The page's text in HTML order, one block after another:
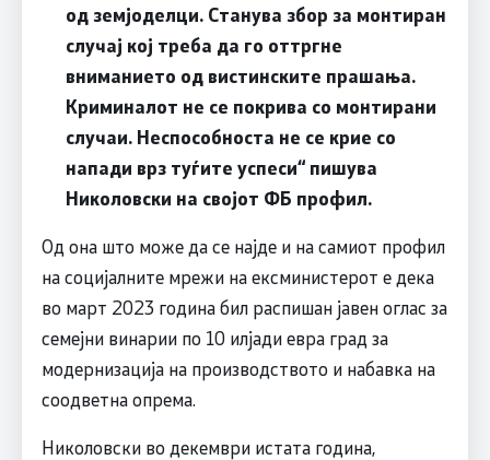
од земјоделци. Станува збор за монтиран
случај кој треба да го оттргне
вниманието од вистинските прашања.
Криминалот не се покрива со монтирани
случаи. Неспособноста не се крие со
напади врз туѓите успеси“ пишува
Николовски на својот ФБ профил.
Од она што може да се најде и на самиот профил
на социјалните мрежи на ексминистерот е дека
во март 2023 година бил распишан јавен оглас за
семејни винарии по 10 илјади евра град за
модернизација на производството и набавка на
соодветна опрема.
Николовски во декември истата година,